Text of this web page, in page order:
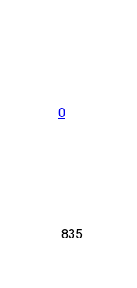
0
835